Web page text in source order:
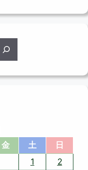
金 土
日
1
2